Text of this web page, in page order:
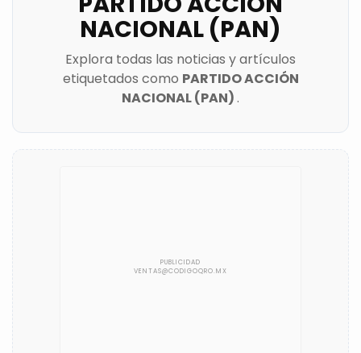
NACIONAL (PAN)
Explora todas las noticias y artículos
etiquetados como PARTIDO ACCIÓN
NACIONAL (PAN).